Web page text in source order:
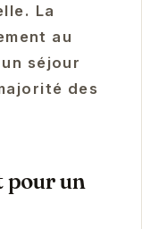
La
au
séjour
des
pour un